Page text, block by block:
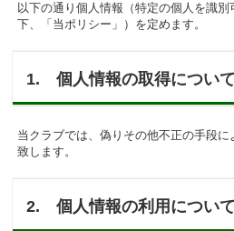
以下の通り個人情報（特定の個人を識
下、「当ポリシー」）を定めます。
1. 個人情報の取得について
当クラブでは、偽りその他不正の手段
致します。
2. 個人情報の利用について